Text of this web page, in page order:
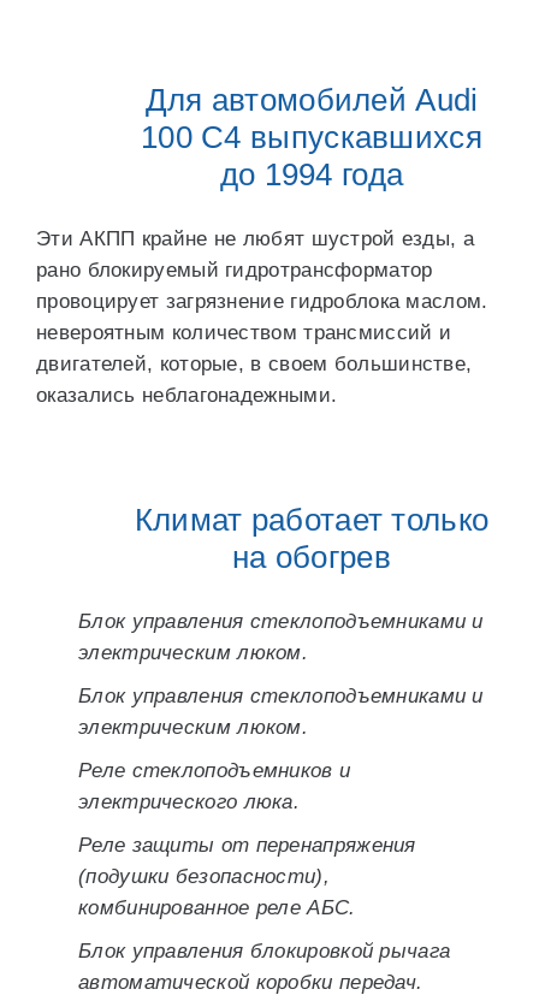
Для автомобилей Audi
100 С4 выпускавшихся
до 1994 года
Эти АКПП крайне не любят шустрой езды, а
рано блокируемый гидротрансформатор
провоцирует загрязнение гидроблока маслом.
невероятным количеством трансмиссий и
двигателей, которые, в своем большинстве,
оказались неблагонадежными.
Климат работает только
на обогрев
Блок управления стеклоподъемниками и
электрическим люком.
Блок управления стеклоподъемниками и
электрическим люком.
Реле стеклоподъемников и
электрического люка.
Реле защиты от перенапряжения
(подушки безопасности),
комбинированное реле АБС.
Блок управления блокировкой рычага
автоматической коробки передач.